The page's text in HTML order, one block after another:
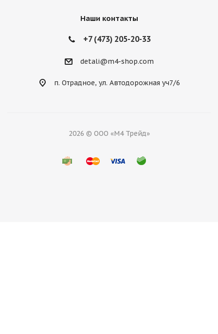
Наши контакты
+7 (473) 205-20-33
detali@m4-shop.com
п. Отрадное, ул. Автодорожная уч7/6
2026 © ООО «М4 Трейд»